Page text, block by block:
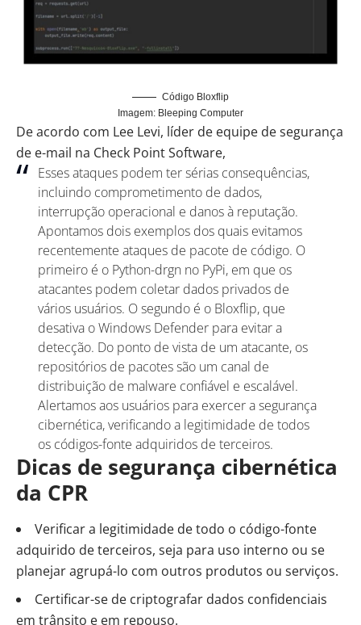
Código Bloxflip
Imagem: Bleeping Computer
De acordo com Lee Levi, líder de equipe de segurança
de e-mail na Check Point Software,
Esses ataques podem ter sérias consequências,
incluindo comprometimento de dados,
interrupção operacional e danos à reputação.
Apontamos dois exemplos dos quais evitamos
recentemente ataques de pacote de código. O
primeiro é o Python-drgn no PyPi, em que os
atacantes podem coletar dados privados de
vários usuários. O segundo é o Bloxflip, que
desativa o Windows Defender para evitar a
detecção. Do ponto de vista de um atacante, os
repositórios de pacotes são um canal de
distribuição de malware confiável e escalável.
Alertamos aos usuários para exercer a segurança
cibernética, verificando a legitimidade de todos
os códigos-fonte adquiridos de terceiros.
Dicas de segurança cibernética
da CPR
Verificar a legitimidade de todo o código-fonte
adquirido de terceiros, seja para uso interno ou se
planejar agrupá-lo com outros produtos ou serviços.
Certificar-se de criptografar dados confidenciais
em trânsito e em repouso.